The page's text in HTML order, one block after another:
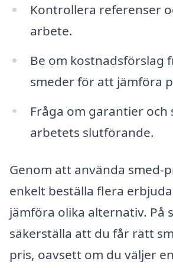
Kontrollera referenser
arbete.
Be om kostnadsförslag
smeder för att jämföra
Fråga om garantier
arbetets slutförande.
Genom att använda smed-
enkelt beställa flera
jämföra olika alternativ. På
säkerställa att du får rätt
pris, oavsett om du väljer